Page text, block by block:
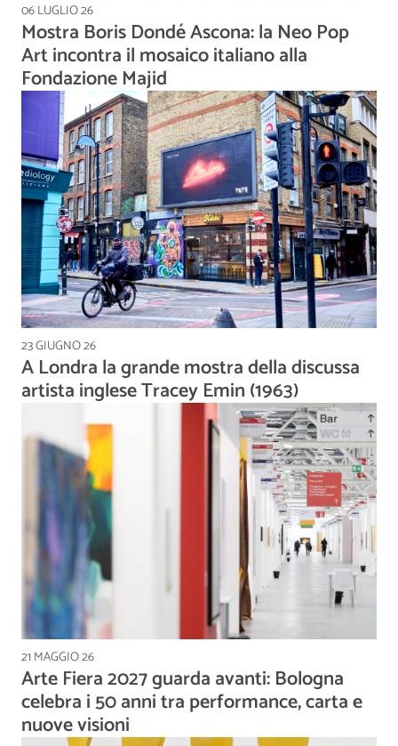
06 LUGLIO 26
Mostra Boris Dondé Ascona: la Neo Pop
Art incontra il mosaico italiano alla
Fondazione Majid
23 GIUGNO 26
A Londra la grande mostra della discussa
artista inglese Tracey Emin (1963)
21 MAGGIO 26
Arte Fiera 2027 guarda avanti: Bologna
celebra i 50 anni tra performance, carta e
nuove visioni